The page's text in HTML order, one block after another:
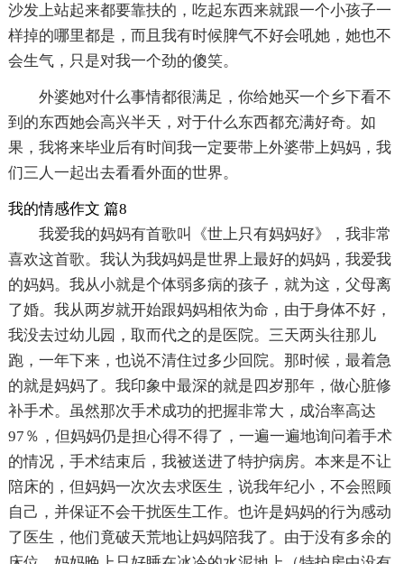
沙发上站起来都要靠扶的，吃起东西来就跟一个小孩子一
样掉的哪里都是，而且我有时候脾气不好会吼她，她也不
会生气，只是对我一个劲的傻笑。
外婆她对什么事情都很满足，你给她买一个乡下看不
到的东西她会高兴半天，对于什么东西都充满好奇。如
果，我将来毕业后有时间我一定要带上外婆带上妈妈，我
们三人一起出去看看外面的世界。
我的情感作文 篇8
我爱我的妈妈有首歌叫《世上只有妈妈好》，我非常
喜欢这首歌。我认为我妈妈是世界上最好的妈妈，我爱我
的妈妈。我从小就是个体弱多病的孩子，就为这，父母离
了婚。我从两岁就开始跟妈妈相依为命，由于身体不好，
我没去过幼儿园，取而代之的是医院。三天两头往那儿
跑，一年下来，也说不清住过多少回院。那时候，最着急
的就是妈妈了。我印象中最深的就是四岁那年，做心脏修
补手术。虽然那次手术成功的把握非常大，成治率高达
97％，但妈妈仍是担心得不得了，一遍一遍地询问着手术
的情况，手术结束后，我被送进了特护病房。本来是不让
陪床的，但妈妈一次次去求医生，说我年纪小，不会照顾
自己，并保证不会干扰医生工作。也许是妈妈的行为感动
了医生，他们竟破天荒地让妈妈陪我了。由于没有多余的